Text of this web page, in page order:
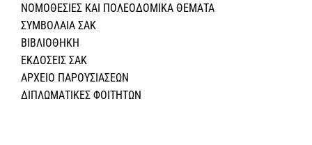
ΝΟΜΟΘΕΣΙΕΣ KAI ΠΟΛΕΟΔΟΜΙΚΑ ΘΕΜΑΤΑ
ΣΥΜΒΟΛΑΙΑ ΣΑΚ
ΒΙΒΛΙΟΘΗΚΗ
ΕΚΔΟΣΕΙΣ ΣΑΚ
ΑΡΧΕΙΟ ΠΑΡΟΥΣΙΑΣΕΩΝ
ΔΙΠΛΩΜΑΤΙΚΕΣ ΦΟΙΤΗΤΩΝ